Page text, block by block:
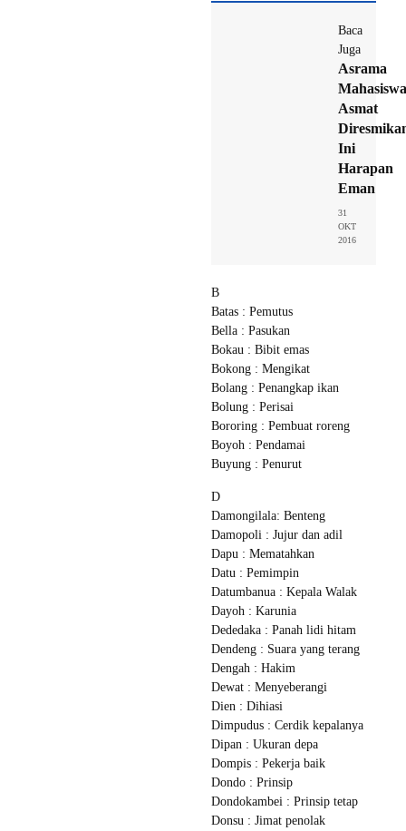
Baca
Juga
Asrama
Mahasiswa
Asmat
Ini
Harapan
Eman
31
OKT
2016
B
Batas : Pemutus
Bella : Pasukan
Bokau : Bibit emas
Bokong : Mengikat
Bolang : Penangkap ikan
Bolung : Perisai
Bororing : Pembuat roreng
Boyoh : Pendamai
Buyung : Penurut
D
Damongilala: Benteng
Damopoli : Jujur dan adil
Dapu : Mematahkan
Datu : Pemimpin
Datumbanua : Kepala Walak
Dayoh : Karunia
Dededaka : Panah lidi hitam
Dendeng : Suara yang terang
Dengah : Hakim
Dewat : Menyeberangi
Dien : Dihiasi
Dimpudus : Cerdik kepalanya
Dipan : Ukuran depa
Dompis : Pekerja baik
Dondo : Prinsip
Dondokambei : Prinsip tetap
Donsu : Jimat penolak